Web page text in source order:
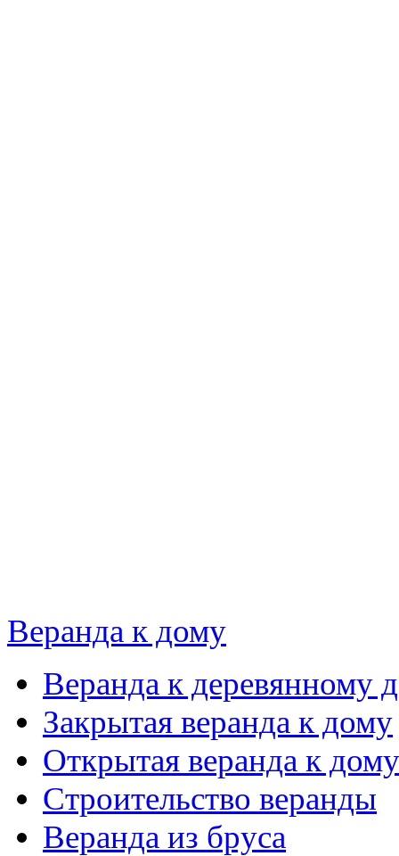
Веранда к дому
Веранда к деревянному
Закрытая веранда к дому
Открытая веранда к дому
Строительство веранды
Веранда из бруса